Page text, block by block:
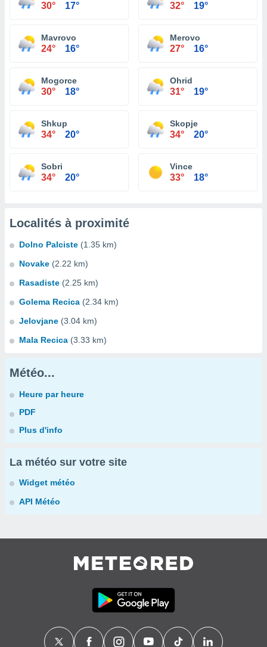
30° 17° 32° 19°
Mavrovo
24° 16°
Merovo
27° 16°
Mogorce
30° 18°
Ohrid
31° 19°
Shkup
34° 20°
Skopje
34° 20°
Sobri
34° 20°
Vince
33° 18°
Localités à proximité
Dolno Palciste (1.35 km)
Novake (2.22 km)
Rasadiste (2.25 km)
Golema Recica (2.34 km)
Jelovjane (3.04 km)
Mala Recica (3.33 km)
Météo...
Heure par heure
PDF
Plus d'info
La météo sur votre site
Widget météo
API Météo